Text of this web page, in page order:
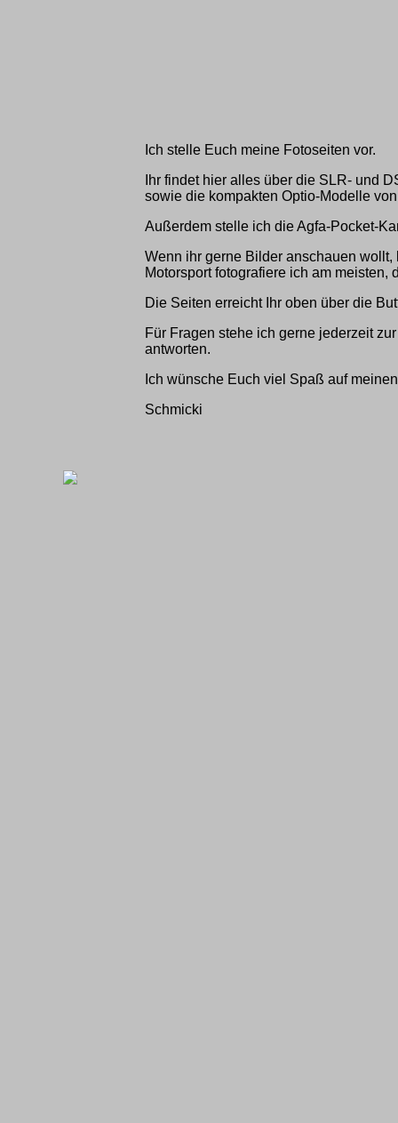
Ich stelle Euch meine Fotoseiten vor.
Ihr findet hier alles über die SLR- und
sowie die kompakten Optio-Modelle
Außerdem stelle ich die Agfa-Pocket-
Wenn ihr gerne Bilder anschauen wollt,
Motorsport fotografiere ich am meisten,
Die Seiten erreicht Ihr oben über die
Für Fragen stehe ich gerne jederzeit
antworten.
Ich wünsche Euch viel Spaß auf
Schmicki